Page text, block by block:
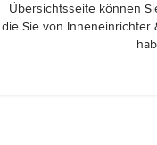
Übersichtsseite können
die Sie von Inneneinrichter